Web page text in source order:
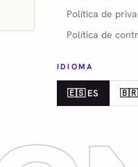
Política de
Política de
IDIOMA
🇪🇸 ES 🇧🇷